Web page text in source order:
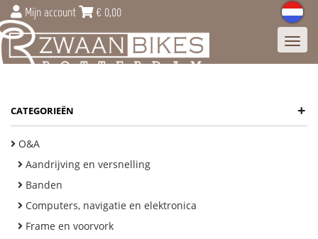
Mijn account € 0,00
CATEGORIEËN +
O&A
Aandrijving en versnelling
Banden
Computers, navigatie en elektronica
Frame en voorvork